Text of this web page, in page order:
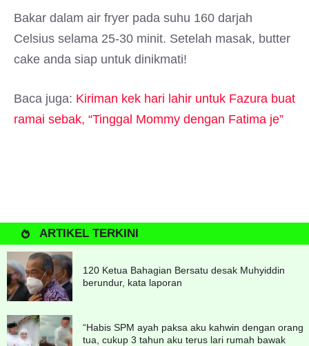
Bakar dalam air fryer pada suhu 160 darjah
Celsius selama 25-30 minit. Setelah masak, butter
cake anda siap untuk dinikmati!
Baca juga: Kiriman kek hari lahir untuk Fazura buat
ramai sebak, “Tinggal Mommy dengan Fatima je”
ARTIKEL TERKINI
120 Ketua Bahagian Bersatu desak Muhyiddin
berundur, kata laporan
“Habis SPM ayah paksa aku kahwin dengan orang
tua, cukup 3 tahun aku terus lari rumah bawak